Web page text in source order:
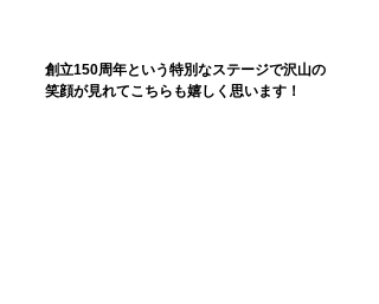
創立150周年という特別なステージで沢山の
笑顔が見れてこちらも嬉しく思います！